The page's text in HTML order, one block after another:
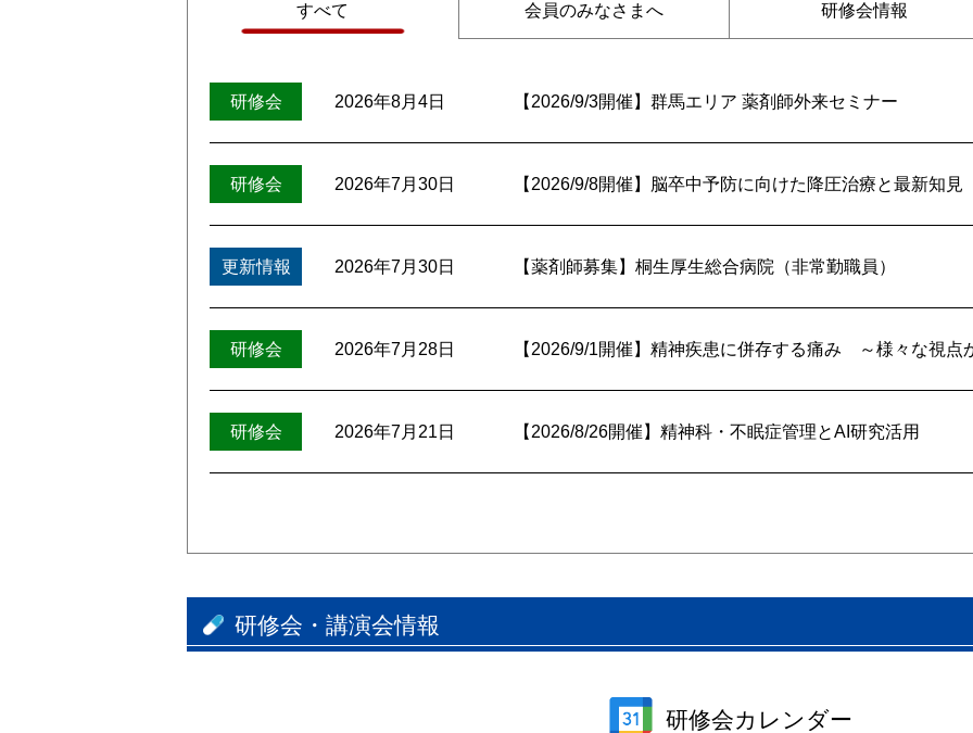
すべて 会員のみなさまへ 研修会情報
研修会 2026年8月4日 【2026/9/3開催】群馬エリア 薬剤師外来セミナー
研修会 2026年7月30日 【2026/9/8開催】脳卒中予防に向けた降圧治療と最新知見
更新情報 2026年7月30日 【薬剤師募集】桐生厚生総合病院（非常勤職員）
研修会 2026年7月28日 【2026/9/1開催】精神疾患に併存する痛み ～様々な視点
研修会 2026年7月21日 【2026/8/26開催】精神科・不眠症管理とAI研究活用
研修会・講演会情報
研修会カレンダー